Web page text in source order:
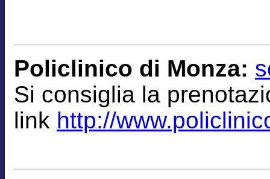
Policlinico di Monza:
Si consiglia la
link http://